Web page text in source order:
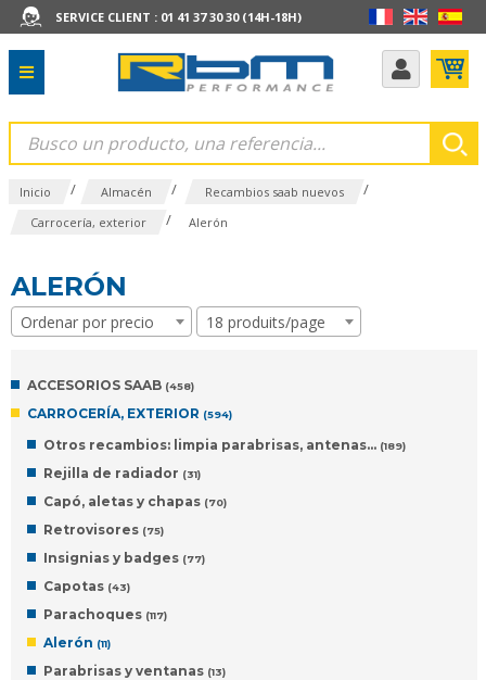
SERVICE CLIENT : 01 41 37 30 30 (14H-18H)
Inicio / Almacén / Recambios saab nuevos /
Carrocería, exterior / Alerón
ALERÓN
Ordenar por precio 18 produits/page
ACCESORIOS SAAB (458)
CARROCERÍA, EXTERIOR (594)
Otros recambios: limpia parabrisas, antenas… (189)
Rejilla de radiador (31)
Capó, aletas y chapas (70)
Retrovisores (75)
Insignias y badges (77)
Capotas (43)
Parachoques (117)
Alerón (11)
Parabrisas y ventanas (13)